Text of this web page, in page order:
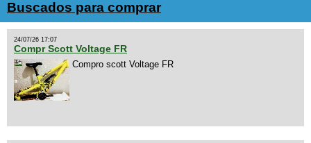
Buscados para comprar
24/07/26 17:07
Compr Scott Voltage FR
Compro scott Voltage FR